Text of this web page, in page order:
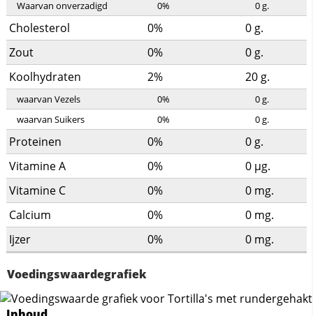
Waarvan onverzadigd 0% 0g.
Cholesterol 0% 0 g.
Zout
0% 0 g.
Koolhydraten
2% 20 g.
waarvan Vezels 0% 0g.
waarvan Suikers
0% 0g.
Proteinen 0% 0 g.
Vitamine A
0% 0 µg.
Vitamine C
0% 0 mg.
Calcium
0% 0 mg.
Ijzer
0% 0 mg.
Voedingswaardegrafiek